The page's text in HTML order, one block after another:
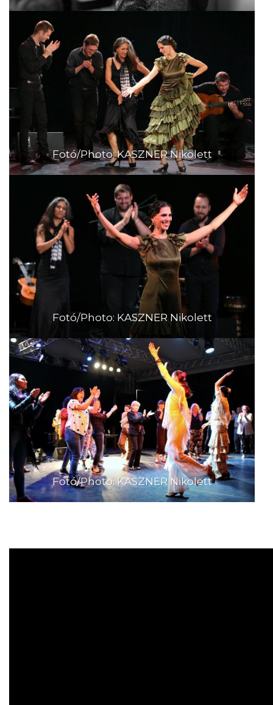
Fotó/Photo: KASZNER Nikolett
Fotó/Photo: KASZNER Nikolett
Fotó/Photo: KASZNER Nikolett